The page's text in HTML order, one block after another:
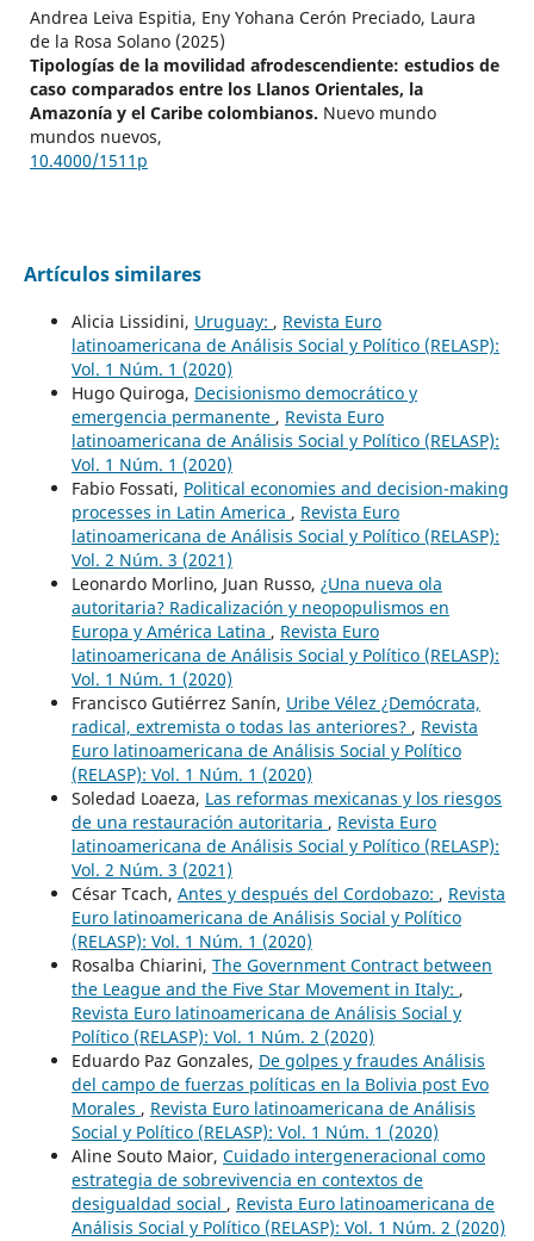
Andrea Leiva Espitia, Eny Yohana Cerón Preciado, Laura
de la Rosa Solano (2025)
Tipologías de la movilidad afrodescendiente: estudios de
caso comparados entre los Llanos Orientales, la
Amazonía y el Caribe colombianos. Nuevo mundo
mundos nuevos,
10.4000/1511p
Artículos similares
Alicia Lissidini, Uruguay: , Revista Euro
latinoamericana de Análisis Social y Político (RELASP):
Vol. 1 Núm. 1 (2020)
Hugo Quiroga, Decisionismo democrático y
emergencia permanente , Revista Euro
latinoamericana de Análisis Social y Político (RELASP):
Vol. 1 Núm. 1 (2020)
Fabio Fossati, Political economies and decision-making
processes in Latin America , Revista Euro
latinoamericana de Análisis Social y Político (RELASP):
Vol. 2 Núm. 3 (2021)
Leonardo Morlino, Juan Russo, ¿Una nueva ola
autoritaria? Radicalización y neopopulismos en
Europa y América Latina , Revista Euro
latinoamericana de Análisis Social y Político (RELASP):
Vol. 1 Núm. 1 (2020)
Francisco Gutiérrez Sanín, Uribe Vélez ¿Demócrata,
radical, extremista o todas las anteriores? , Revista
Euro latinoamericana de Análisis Social y Político
(RELASP): Vol. 1 Núm. 1 (2020)
Soledad Loaeza, Las reformas mexicanas y los riesgos
de una restauración autoritaria , Revista Euro
latinoamericana de Análisis Social y Político (RELASP):
Vol. 2 Núm. 3 (2021)
César Tcach, Antes y después del Cordobazo: , Revista
Euro latinoamericana de Análisis Social y Político
(RELASP): Vol. 1 Núm. 1 (2020)
Rosalba Chiarini, The Government Contract between
the League and the Five Star Movement in Italy: ,
Revista Euro latinoamericana de Análisis Social y
Político (RELASP): Vol. 1 Núm. 2 (2020)
Eduardo Paz Gonzales, De golpes y fraudes Análisis
del campo de fuerzas políticas en la Bolivia post Evo
Morales , Revista Euro latinoamericana de Análisis
Social y Político (RELASP): Vol. 1 Núm. 1 (2020)
Aline Souto Maior, Cuidado intergeneracional como
estrategia de sobrevivencia en contextos de
desigualdad social , Revista Euro latinoamericana de
Análisis Social y Político (RELASP): Vol. 1 Núm. 2 (2020)